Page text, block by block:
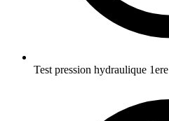
Test pression hydraulique 1ere